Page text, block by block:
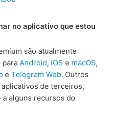
no aplicativo que estou
são atualmente
para Android, iOS e macOS,
e Telegram Web. Outros
de terceiros,
alguns recursos do